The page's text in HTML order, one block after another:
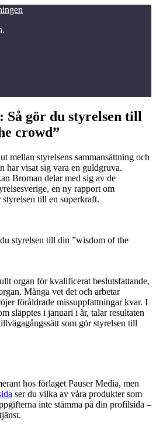
Så gör du styrelsen till
crowd”
mellan styrelsens sammansättning och
har visat sig vara en guldgruva.
Broman delar med sig av de
en ny rapport om
till en superkraft.
organ för kvalificerat beslutsfattande,
Många vet det och arbetar
föråldrade missuppfattningar kvar. I
släpptes i januari i år, talar resultaten
som gör styrelsen till
hos förlaget Pauser Media, men
ser du vilka av våra produkter som
inte stämma på din profilsida –